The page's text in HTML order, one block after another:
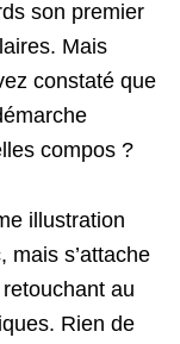
son premier
Mais
constaté que
compos ?
illustration
mais s’attache
au
Rien de